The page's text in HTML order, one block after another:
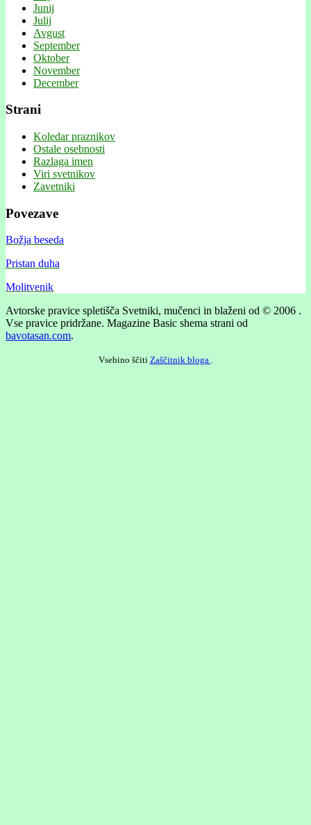
Junij
Julij
Avgust
September
Oktober
November
December
Strani
Koledar praznikov
Ostale osebnosti
Razlaga imen
Viri svetnikov
Zavetniki
Povezave
Božja beseda
Pristan duha
Molitvenik
Avtorske pravice spletišča Svetniki, mučenci in blaženi od © 2006 .
Vse pravice pridržane. Magazine Basic shema strani od
bavotasan.com.
Vsebino ščiti Zaščitnik bloga .